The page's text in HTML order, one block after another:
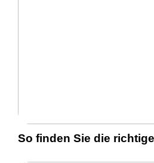
So finden Sie die